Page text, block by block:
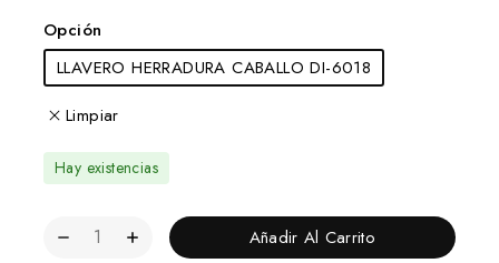
Opción
LLAVERO HERRADURA CABALLO DI-6018
Limpiar
Hay existencias
Añadir Al Carrito